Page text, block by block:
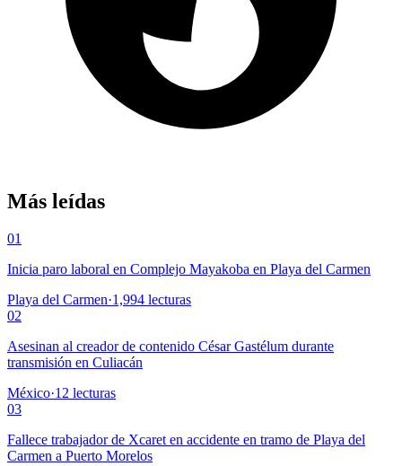
Más leídas
01
Inicia paro laboral en Complejo Mayakoba en Playa del Carmen
Playa del Carmen·1,994 lecturas
02
Asesinan al creador de contenido César Gastélum durante
transmisión en Culiacán
México·12 lecturas
03
Fallece trabajador de Xcaret en accidente en tramo de Playa del
Carmen a Puerto Morelos